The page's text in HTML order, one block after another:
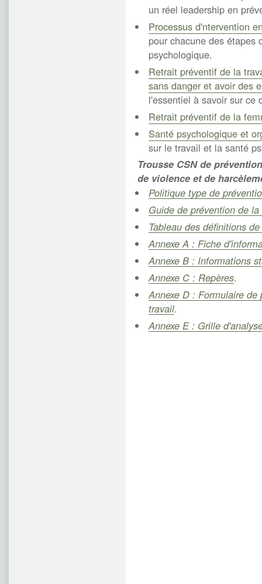
un réel leadership en
Processus d'ntervention
pour chacune des étapes
psychologique.
Retrait préventif de la
sans danger et avoir des
l'essentiel à savoir sur ce
Retrait préventif de la
Santé psychologique et
sur le travail et la santé
Trousse CSN de
de violence et de
Politique type de
Guide de prévention de
Tableau des définitions
Annexe A : Fiche
Annexe B : Informations
Annexe C : Repères.
Annexe D : Formulaire
travail.
Annexe E : Grille